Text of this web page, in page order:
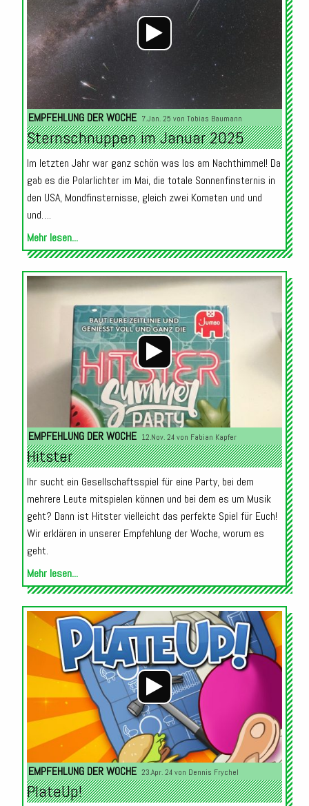
EMPFEHLUNG DER WOCHE 7.Jan. 25 von Tobias Baumann
Sternschnuppen im Januar 2025
Im letzten Jahr war ganz schön was los am Nachthimmel! Da
gab es die Polarlichter im Mai, die totale Sonnenfinsternis in
den USA, Mondfinsternisse, gleich zwei Kometen und und
und….
Mehr lesen...
Audio-
Player
EMPFEHLUNG DER WOCHE 12.Nov. 24 von Fabian Kapfer
Hitster
Ihr sucht ein Gesellschaftsspiel für eine Party, bei dem
mehrere Leute mitspielen können und bei dem es um Musik
geht? Dann ist Hitster vielleicht das perfekte Spiel für Euch!
Wir erklären in unserer Empfehlung der Woche, worum es
geht.
Mehr lesen...
Audio-
Player
EMPFEHLUNG DER WOCHE 23.Apr. 24 von Dennis Frychel
PlateUp!